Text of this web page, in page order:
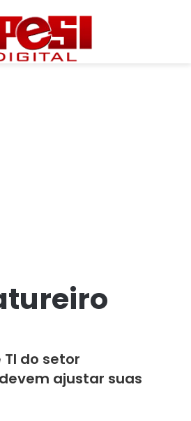
do setor
ajustar suas